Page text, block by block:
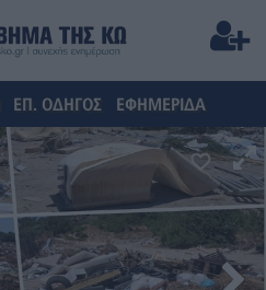
ΕΠ. ΟΔΗΓΟΣ ΕΦΗΜΕΡΙΔΑ